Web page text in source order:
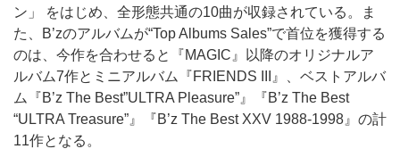
ン」 をはじめ、全形態共通の10曲が収録されている。ま
た、B’zのアルバムが“Top Albums Sales”で首位を獲得する
のは、今作を合わせると『MAGIC』以降のオリジナルア
ルバム7作とミニアルバム『FRIENDS III』、ベストアルバ
ム『B’z The Best”ULTRA Pleasure”』『B’z The Best
“ULTRA Treasure”』『B’z The Best XXV 1988-1998』の計
11作となる。